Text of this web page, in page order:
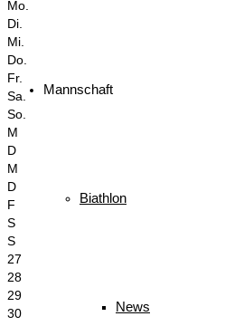
Mannschaft
Biathlon
News
Mo.
Di.
Mi.
Do.
Fr.
Sa.
So.
M
D
M
D
F
S
S
27
28
29
30